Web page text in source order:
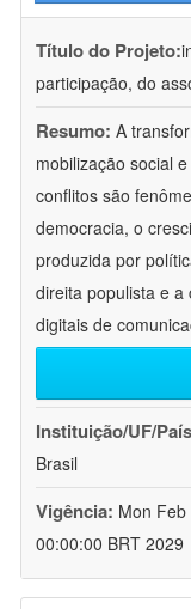
Título do Projeto:
participação, do
Resumo: A
mobilização social
conflitos são
democracia, o
produzida por
direita populista e
digitais de
Instituição/UF/
Brasil
Vigência: Mon
00:00:00 BRT 2029